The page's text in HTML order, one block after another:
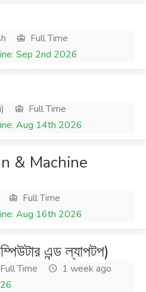
Full Time
Sep 2nd 2026
Full Time
Aug 14th 2026
& Machine
Full Time
Aug 16th 2026
এন্ড ল্যাপটপ)
Full Time
1 week ago